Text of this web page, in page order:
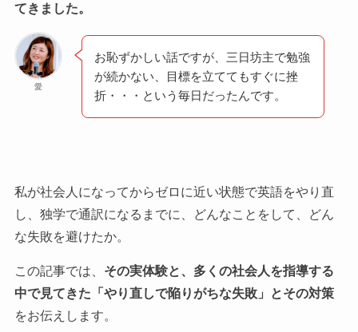
てきました。
愛
お恥ずかしい話ですが、三日坊主で勉強
が続かない、目標を立ててもすぐに挫
折・・・という毎日だったんです。
私が社会人になってからゼロに近い状態で英語をやり直
し、独学で通訳になるまでに、どんなことをして、どん
な失敗を避けたか。
この記事では、 その実体験と、多くの社会人を指導する
中で見てきた「やり直しで陥りがちな失敗」とその対策
をお伝えします。